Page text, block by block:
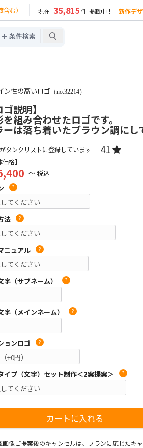
む） 現在 35,815件 掲載中！ 新作デ
＋ 条件検索
ン性の高いロゴ （no.32214）
ゴ説明】
を組み合わせたロゴです。
ーは落ち着いたブラウン調にし
タンクリストに登録しています 41
価格】
～ 税込
?
法 ?
ニュアル ?
字（サブネーム） ?
字（メインネーム） ?
ョンロゴ ?
イプ（文字）セット制作＜2案提案＞ ?
画像ご提案後のキャンセルは、プランに応じたキ